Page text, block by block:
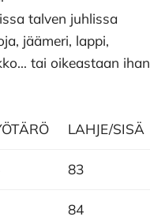
talven juhlissa
jäämeri, lappi,
tai oikeastaan ihan
LAHJE/SISÄ
83
84